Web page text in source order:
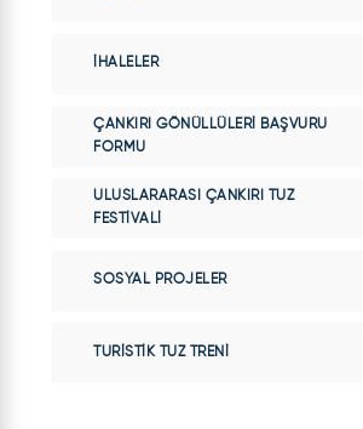
İHALELER
ÇANKIRI GÖNÜLLÜLERI BAŞVURU
FORMU
ULUSLARARASI ÇANKIRI TUZ
FESTIVALI
SOSYAL PROJELER
TURISTIK TUZ TRENI